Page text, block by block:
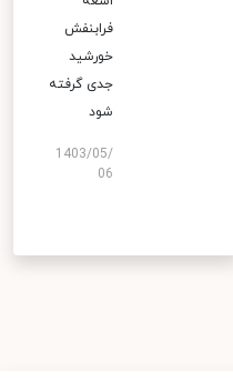
فرابنفش
خورشید
جدی گرفته
شود
1403/05/
06